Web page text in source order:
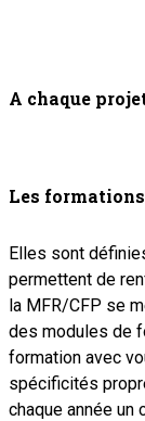
A chaque
Les
Elles sont
permettent de
la MFR/CFP se
des modules de
formation avec
spécificités
chaque année